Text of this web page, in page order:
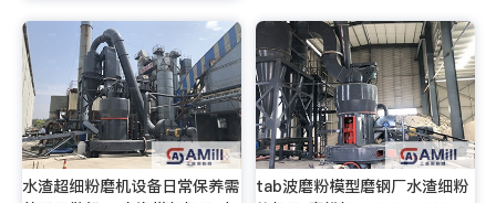
水渣超细粉磨机设备日常保养需
tab波磨粉模型磨钢厂水渣细粉